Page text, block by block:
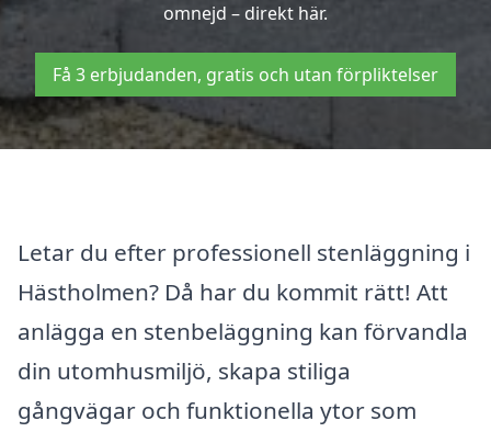
omnejd – direkt här.
Få 3 erbjudanden, gratis och utan förpliktelser
Letar du efter professionell stenläggning i
Hästholmen? Då har du kommit rätt! Att
anlägga en stenbeläggning kan förvandla
din utomhusmiljö, skapa stiliga
gångvägar och funktionella ytor som